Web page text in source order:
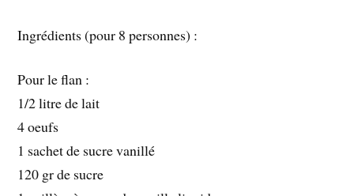
Ingrédients (pour 8 personnes) :
Pour le flan :
1/2litre de lait
4oeufs
1 sachet de sucre vanillé
120 gr de sucre